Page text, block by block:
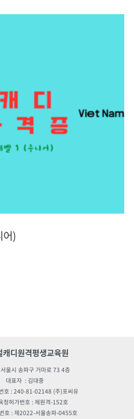
어)
캐디원격평생교육원
울시 송파구 거마로 73 4층
대표자 : 김대중
호 : 240-81-02148 (주)포씨유
청허가번호 : 제원격-152호
호 : 제2022-서울송파-0455호